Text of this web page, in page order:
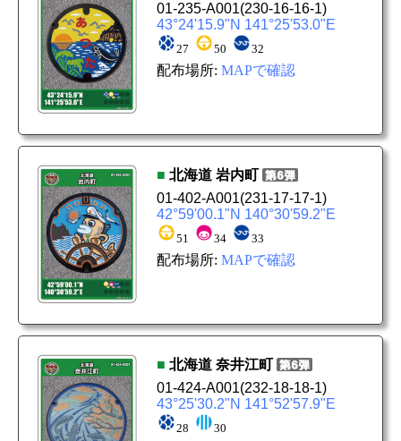
01-235-A001(230-16-16-1)
43°24'15.9"N 141°25'53.0"E
27 50 32
配布場所: MAPで確認
■ 北海道 岩内町
01-402-A001(231-17-17-1)
42°59'00.1"N 140°30'59.2"E
51 34 33
配布場所: MAPで確認
■ 北海道 奈井江町
01-424-A001(232-18-18-1)
43°25'30.2"N 141°52'57.9"E
28 30